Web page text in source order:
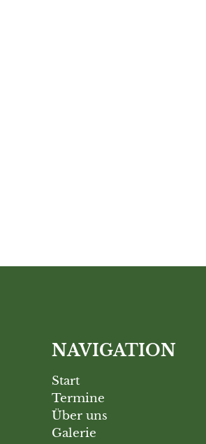
NAVIGATION
Start
Termine
Über uns
Galerie